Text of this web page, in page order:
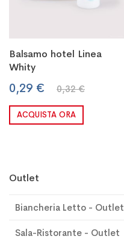
Balsamo hotel Linea
Whity
0,29 € 0,32 €
ACQUISTA ORA
Outlet
Biancheria Letto - Outlet
Sala-Ristorante - Outlet